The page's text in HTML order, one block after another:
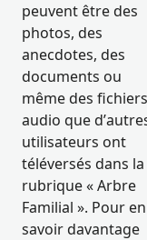
peuvent être des
photos, des
anecdotes, des
documents ou
même des fichiers
audio que
utilisateurs ont
téléversés dans la
rubrique « Arbre
Familial ». Pour en
savoir davantage